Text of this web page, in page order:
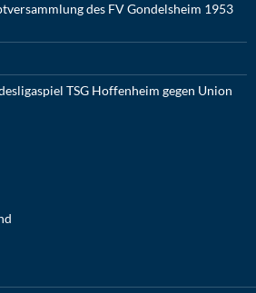
des FV Gondelsheim 1953
TSG Hoffenheim gegen Union